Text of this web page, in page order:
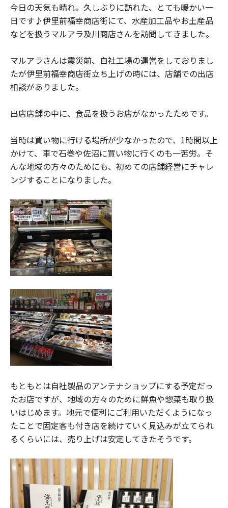
今日の天気も晴れ。久しぶりに訪れた、とても暖かい一
日です♪伊里前福幸商店街にて、水産加工品やお土産品
などを扱うマルアラ及川商店さんを訪問してきました。
マルアラさんは震災前、自社工場の運営をしておりまし
たが伊里前福幸商店街立ち上げの時には、店舗での出店
相談がありました。
出店店舗の中に、食品を扱うお店がなかったためです。
当時は買い物に行ける場所が少なかったので、1時間以上
かけて、車で石巻や佐沼に買い物に行くのも一苦労。そ
んな地域の方々のためにも、初めての店舗経営にチャレ
ンジすることになりました。
もともとは自社製品のアンテナショップにする予定だっ
たお店ですが、地域の方々のために鮮魚や惣菜も取り扱
いはじめます。地元で便利にご利用いただくようになっ
たことで固定客も付き店を続けていく見込みが立てられ
るくらいには、売り上げは安定してきたそうです。